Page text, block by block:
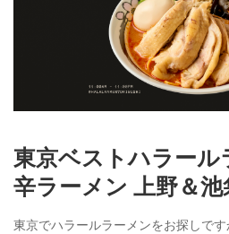
東京ベストハラール
辛ラーメン 上野＆池
東京でハラールラーメンをお探しで